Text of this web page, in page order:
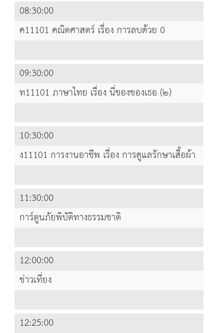
08:30:00
ค11101 คณิตศาสตร์ เรื่อง การลบด้วย 0
09:30:00
ท11101 ภาษาไทย เรื่อง นี่ของของเธอ (๒)
10:30:00
ง11101 การงานอาชีพ เรื่อง การดูแลรักษาเสื้อผ้า
11:30:00
การ์ตูนภัยพิบัติทางธรรมชาติ
12:00:00
ข่าวเที่ยง
12:25:00